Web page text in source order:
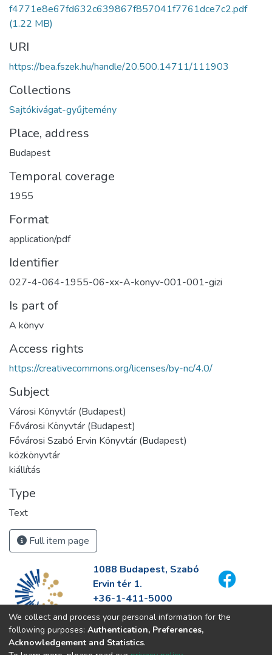
f4771e8e67fd632c639867f857041f7761dce7c2.pdf
(1.22 MB)
URI
https://bea.fszek.hu/handle/20.500.14711/111903
Collections
Sajtókivágat-gyűjtemény
Place, address
Budapest
Temporal coverage
1955
Format
application/pdf
Identifier
027-4-064-1955-06-xx-A-konyv-001-001-gizi
Is part of
A könyv
Access rights
https://creativecommons.org/licenses/by-nc/4.0/
Subject
Városi Könyvtár (Budapest)
Fővárosi Könyvtár (Budapest)
Fővárosi Szabó Ervin Könyvtár (Budapest)
közkönyvtár
kiállítás
Type
Text
Full item page
1088 Budapest, Szabó
Ervin tér 1.
+36-1-411-5000
info@fszek.hu
https://fszek.hu
We collect and process your personal information for the
following purposes: Authentication, Preferences,
Acknowledgement and Statistics.